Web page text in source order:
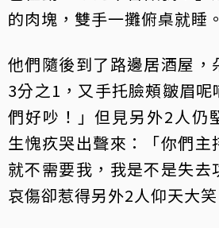
的肉塊，雙手一攤俯桌就睡。
他們隨後到了路邊居酒屋，
3分之1，又手托臉頰皺眉呢
們好吵！」但見另外2人仍
生愧疚哭出聲來：「你們主
就不需要我，我是不是失去
哀傷卻惹得另外2人仰天大笑